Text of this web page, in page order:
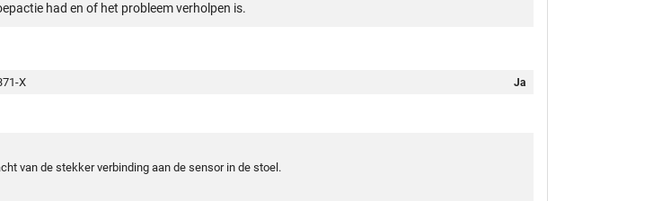
had en of het probleem verholpen is.
X
Ja
van de stekker verbinding aan de sensor in de stoel.